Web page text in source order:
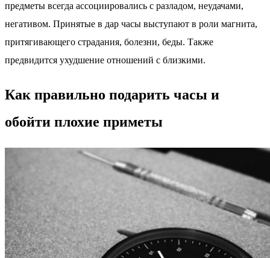
предметы всегда ассоциировались с разладом, неудачами,
негативом. Принятые в дар часы выступают в роли магнита,
притягивающего страдания, болезни, беды. Также
предвидится ухудшение отношений с близкими.
Как правильно подарить часы и
обойти плохие приметы